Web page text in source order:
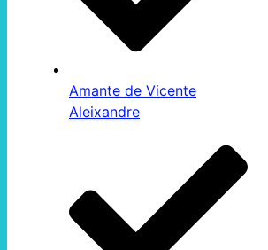
Amante de Vicente
Aleixandre